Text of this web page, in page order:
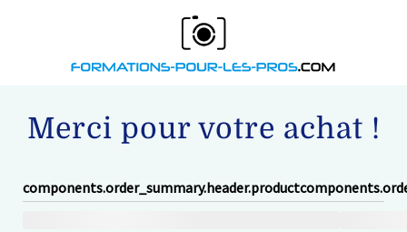
Merci pour votre achat !
components.order_summary.header.product